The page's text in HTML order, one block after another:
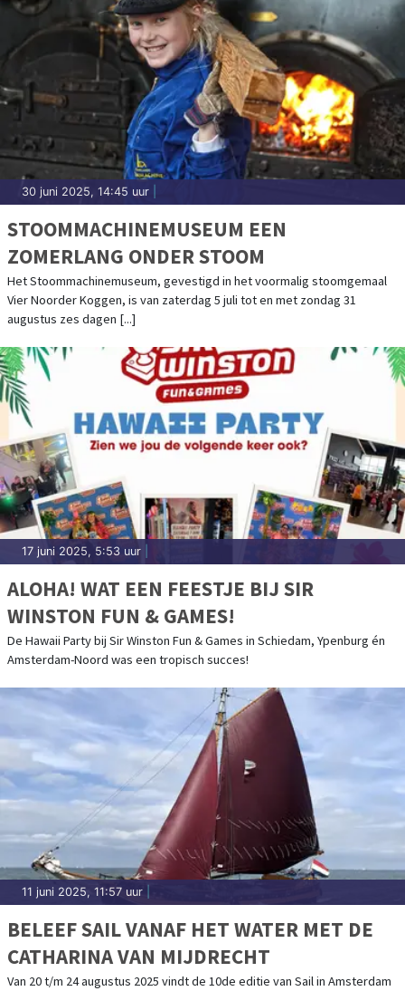
30 juni 2025, 14:45 uur
STOOMMACHINEMUSEUM EEN
ZOMERLANG ONDER STOOM
Het Stoommachinemuseum, gevestigd in het voormalig stoomgemaal
Vier Noorder Koggen, is van zaterdag 5 juli tot en met zondag 31
augustus zes dagen [...]
17 juni 2025, 5:53 uur
ALOHA! WAT EEN FEESTJE BIJ SIR
WINSTON FUN & GAMES!
De Hawaii Party bij Sir Winston Fun & Games in Schiedam, Ypenburg én
Amsterdam-Noord was een tropisch succes!
11 juni 2025, 11:57 uur
BELEEF SAIL VANAF HET WATER MET DE
CATHARINA VAN MIJDRECHT
Van 20 t/m 24 augustus 2025 vindt de 10de editie van Sail in Amsterdam